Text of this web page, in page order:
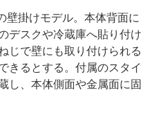
壁掛けモデル。本体背面に
デスクや冷蔵庫へ貼り付け
じで壁にも取り付けられる
きるとする。付属のスタイ
し、本体側面や金属面に固